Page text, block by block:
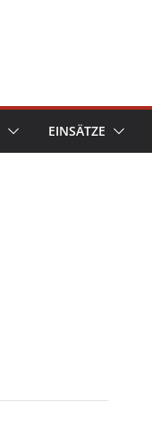
EINSÄTZE